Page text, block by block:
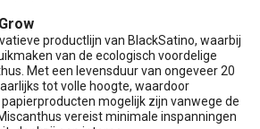
productlijn van BlackSatino, waarbij
van de ecologisch voordelige
Met een levensduur van ongeveer 20
tot volle hoogte, waardoor
mogelijk zijn vanwege de
vereist minimale inspanningen